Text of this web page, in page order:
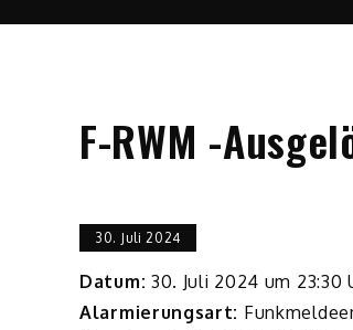
F-RWM -
30. Juli 2024
Datum: 30. Juli 2024 um 23:30
Alarmierungsart: